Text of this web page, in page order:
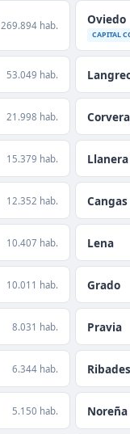
269.894 hab. Oviedo
CAPITAL
53.049 hab.
21.998 hab.
15.379 hab. Llanera
12.352 hab.
10.407 hab. Lena
10.011 hab. Grado
8.031 hab. Pravia
6.344 hab.
5.150 hab. Noreña